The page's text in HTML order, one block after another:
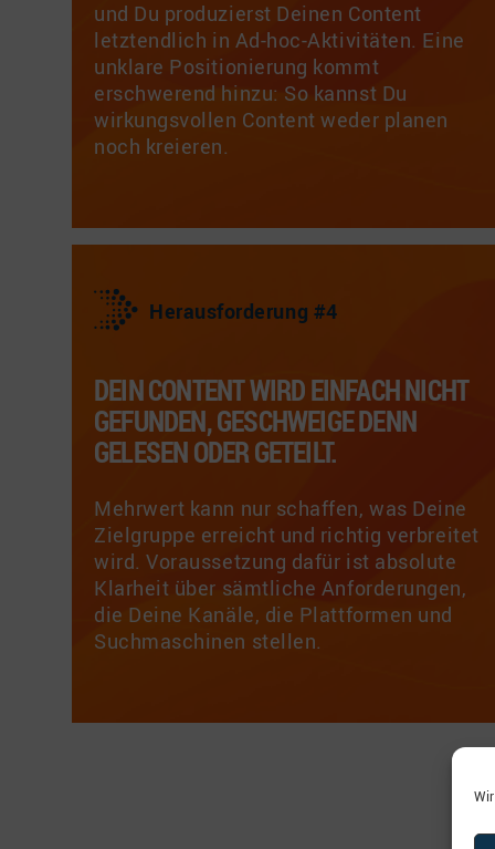
und Du produzierst Deinen Content
letztendlich in Ad-hoc-Aktivitäten. Eine
unklare Positionierung kommt
erschwerend hinzu: So kannst Du
wirkungsvollen Content weder planen
noch kreieren.
Herausforderung #4
DEIN CONTENT WIRD EINFACH NICHT
GEFUNDEN, GESCHWEIGE DENN
GELESEN ODER GETEILT.
Mehrwert kann nur schaffen, was Deine
Zielgruppe erreicht und richtig verbreitet
wird. Voraussetzung dafür ist absolute
Klarheit über sämtliche Anforderungen,
die Deine Kanäle, die Plattformen und
Suchmaschinen stellen.